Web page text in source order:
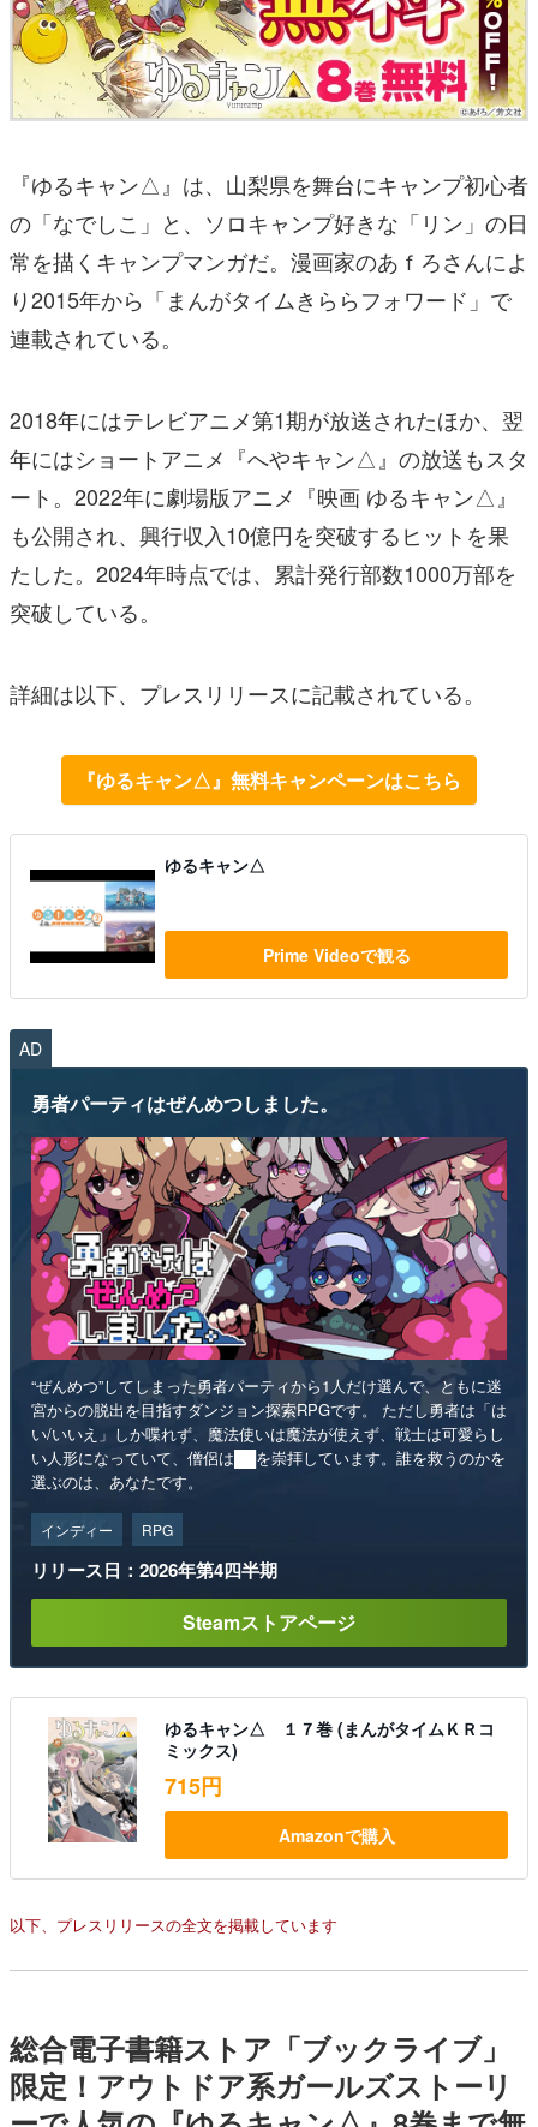
『ゆるキャン△』は、山梨県を舞台にキャンプ初心者
の「なでしこ」と、ソロキャンプ好きな「リン」の日
常を描くキャンプマンガだ。漫画家のあｆろさんによ
り2015年から「まんがタイムきららフォワード」で
連載されている。
2018年にはテレビアニメ第1期が放送されたほか、翌
年にはショートアニメ『へやキャン△』の放送もスタ
ート。2022年に劇場版アニメ『映画 ゆるキャン△』
も公開され、興行収入10億円を突破するヒットを果
たした。2024年時点では、累計発行部数1000万部を
突破している。
詳細は以下、プレスリリースに記載されている。
『ゆるキャン△』無料キャンペーンはこちら
ゆるキャン△
Prime Videoで観る
AD
勇者パーティはぜんめつしました。
“ぜんめつ”してしまった勇者パーティから1人だけ選んで、ともに迷
宮からの脱出を目指すダンジョン探索RPGです。 ただし勇者は「は
い/いいえ」しか喋れず、魔法使いは魔法が使えず、戦士は可愛らし
い人形になっていて、僧侶は██を崇拝しています。誰を救うのかを
選ぶのは、あなたです。
インディー RPG
リリース日：2026年第4四半期
Steamストアページ
ゆるキャン△ １７巻 (まんがタイムＫＲコ
ミックス)
715円
Amazonで購入
以下、プレスリリースの全文を掲載しています
総合電子書籍ストア「ブックライブ」
限定！アウトドア系ガールズストーリ